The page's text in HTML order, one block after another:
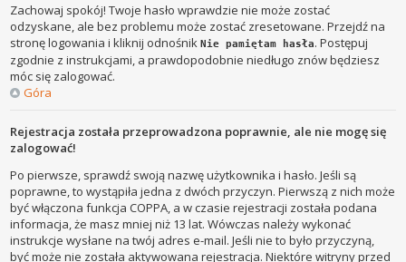
Zachowaj spokój! Twoje hasło wprawdzie nie może zostać
odzyskane, ale bez problemu może zostać zresetowane. Przejdź na
stronę logowania i kliknij odnośnikNie pamiętam hasła. Postępuj
zgodnie z instrukcjami, a prawdopodobnie niedługo znów będziesz
móc się zalogować.
Góra
Rejestracja została przeprowadzona poprawnie, ale nie mogę się
zalogować!
Po pierwsze, sprawdź swoją nazwę użytkownika i hasło. Jeśli są
poprawne, to wystąpiła jedna z dwóch przyczyn. Pierwszą z nich może
być włączona funkcja COPPA, a w czasie rejestracji została podana
informacja, że masz mniej niż 13 lat. Wówczas należy wykonać
instrukcje wysłane na twój adres e-mail. Jeśli nie to było przyczyną,
być może nie została aktywowana rejestracja. Niektóre witryny przed